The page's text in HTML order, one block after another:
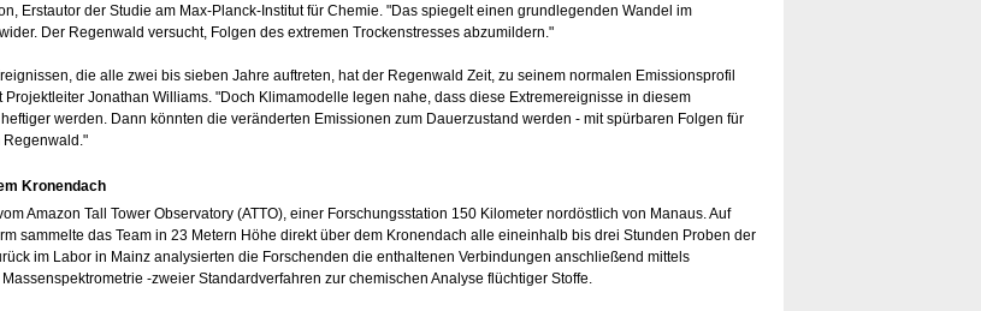
Erstautor der Studie am Max-Planck-Institut für Chemie. "Das spiegelt einen grundlegenden Wandel im
Der Regenwald versucht, Folgen des extremen Trockenstresses abzumildern."
die alle zwei bis sieben Jahre auftreten, hat der Regenwald Zeit, zu seinem normalen Emissionsprofil
Projektleiter Jonathan Williams. "Doch Klimamodelle legen nahe, dass diese Extremereignisse in diesem
werden. Dann könnten die veränderten Emissionen zum Dauerzustand werden - mit spürbaren Folgen für
Regenwald."
Kronendach
Amazon Tall Tower Observatory (ATTO), einer Forschungsstation 150 Kilometer nordöstlich von Manaus. Auf
sammelte das Team in 23 Metern Höhe direkt über dem Kronendach alle eineinhalb bis drei Stunden Proben der
im Labor in Mainz analysierten die Forschenden die enthaltenen Verbindungen anschließend mittels
-zweier Standardverfahren zur chemischen Analyse flüchtiger Stoffe.